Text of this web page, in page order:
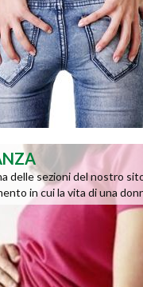
delle sezioni del nostro
in cui la vita di una